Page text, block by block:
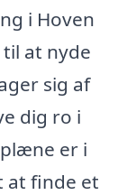
i Hoven
at nyde
sig af
dig ro i
er i
at finde et